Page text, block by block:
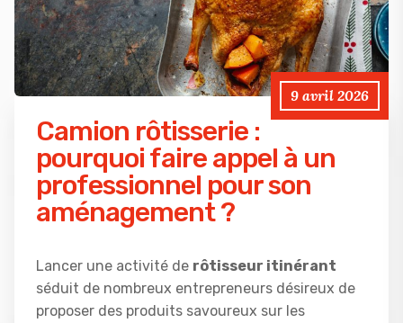
9 avril 2026
Camion rôtisserie :
pourquoi faire appel à un
professionnel pour son
aménagement ?
Lancer une activité de rôtisseur itinérant
séduit de nombreux entrepreneurs désireux de
proposer des produits savoureux sur les